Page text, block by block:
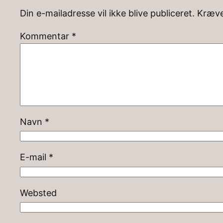
Din e-mailadresse vil ikke blive publiceret.
Kommentar *
Navn *
E-mail *
Websted